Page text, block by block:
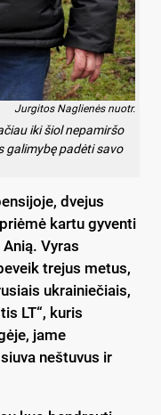
Jurgitos Naglienės nuotr.
iki šiol nepamiršo
galimybę padėti savo
dvejus
kartu gyventi
Vyras
trejus metus,
ukrainiečiais,
LT“, kuris
jame
neštuvus ir